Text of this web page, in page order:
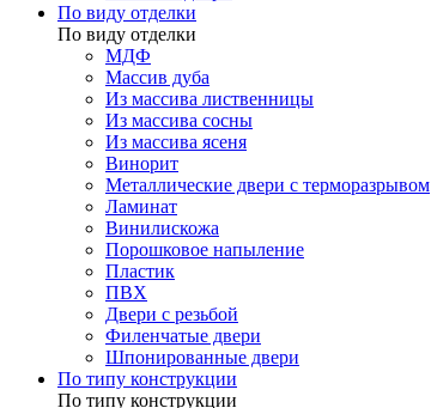
По виду отделки
По виду отделки
МДФ
Массив дуба
Из массива лиственницы
Из массива сосны
Из массива ясеня
Винорит
Металлические двери с терморазрывом
Ламинат
Винилискожа
Порошковое напыление
Пластик
ПВХ
Двери с резьбой
Филенчатые двери
Шпонированные двери
По типу конструкции
По типу конструкции